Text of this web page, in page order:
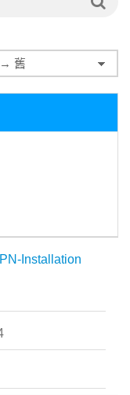
Installation